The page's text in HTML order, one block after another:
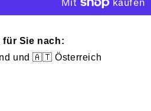
für Sie nach:
und 🇦🇹 Österreich